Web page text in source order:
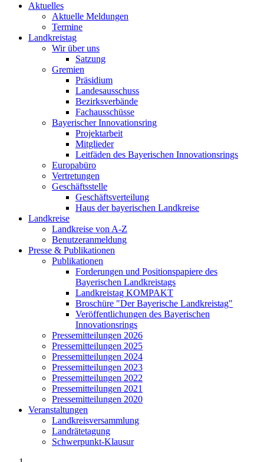
Aktuelles
Aktuelle Meldungen
Termine
Landkreistag
Wir über uns
Satzung
Gremien
Präsidium
Landesausschuss
Bezirksverbände
Fachausschüsse
Bayerischer Innovationsring
Projektarbeit
Mitglieder
Leitfäden des Bayerischen Innovationsrings
Europabüro
Vertretungen
Geschäftsstelle
Geschäftsverteilung
Haus der bayerischen Landkreise
Landkreise
Landkreise von A-Z
Benutzeranmeldung
Presse & Publikationen
Publikationen
Forderungen und Positionspapiere des
Bayerischen Landkreistags
Landkreistag KOMPAKT
Broschüre "Der Bayerische Landkreistag"
Veröffentlichungen des Bayerischen
Innovationsrings
Pressemitteilungen 2026
Pressemitteilungen 2025
Pressemitteilungen 2024
Pressemitteilungen 2023
Pressemitteilungen 2022
Pressemitteilungen 2021
Pressemitteilungen 2020
Veranstaltungen
Landkreisversammlung
Landrätetagung
Schwerpunkt-Klausur